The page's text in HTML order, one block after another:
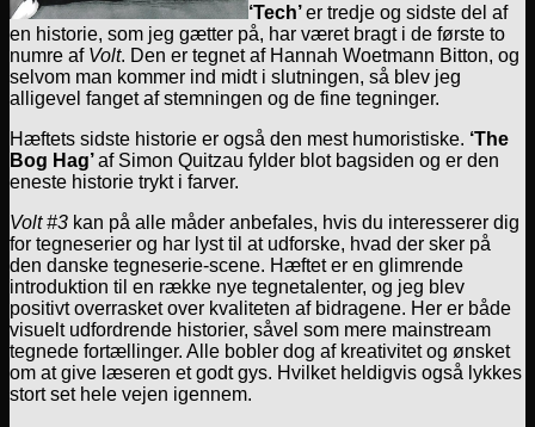
‘Tech’er tredje og sidste del af
en historie, som jeg gætter på, har været bragt i de første to
numre af Volt. Den er tegnet af Hannah Woetmann Bitton, og
selvom man kommer ind midt i slutningen, så blev jeg
alligevel fanget af stemningen og de fine tegninger.
Hæftets sidste historie er også den mest humoristiske. ‘The
Bog Hag’af Simon Quitzau fylder blot bagsiden og er den
eneste historie trykt i farver.
Volt #3 kan på alle måder anbefales, hvis du interesserer dig
for tegneserier og har lyst til at udforske, hvad der sker på
den danske tegneserie-scene. Hæftet er en glimrende
introduktion til en række nye tegnetalenter, og jeg blev
positivt overrasket over kvaliteten af bidragene. Her er både
visuelt udfordrende historier, såvel som mere mainstream
tegnede fortællinger. Alle bobler dog af kreativitet og ønsket
om at give læseren et godt gys. Hvilket heldigvis også lykkes
stort set hele vejen igennem.